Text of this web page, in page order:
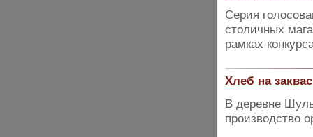
Серия
столичных
рамках
Хлеб на
В деревне
производство